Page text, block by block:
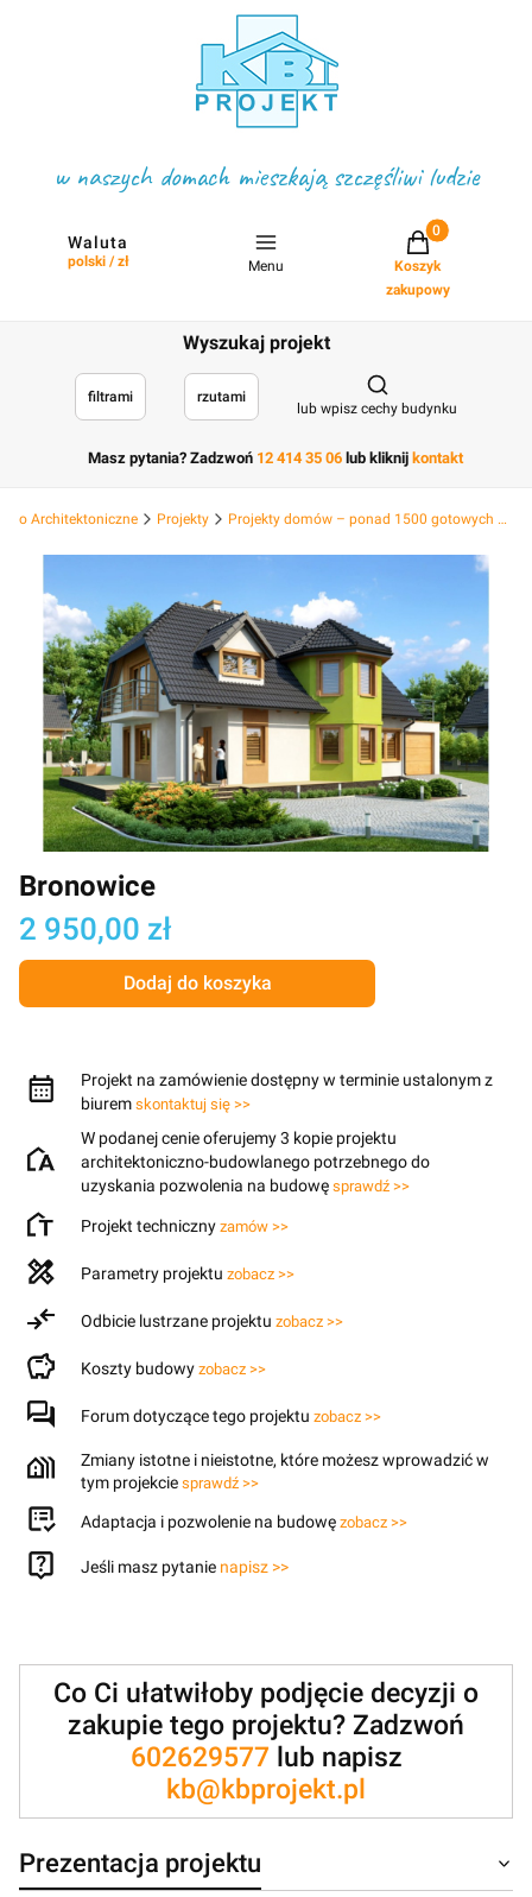
w naszych domach mieszkają szczęśliwi ludzie
Waluta
polski / zł Menu
Projekty w
Koszyk
zakupowy
Wyszukaj projekt
filtrami rzutami
Otwórz
lub wpisz cechy budynku
Masz pytania? Zadzwoń 12 414 35 06 lub kliknij kontakt
Architektoniczne Projekty Projekty domów – ponad 1500 gotowych projektów
Bronowice
Cena
2 950,00 zł
Dodaj do koszyka
Projekt na zamówienie dostępny w terminie ustalonym z
biurem skontaktuj się >>
W podanej cenie oferujemy 3 kopie projektu
architektoniczno-budowlanego potrzebnego do
uzyskania pozwolenia na budowę sprawdź >>
Projekt techniczny zamów >>
Parametry projektu zobacz >>
Odbicie lustrzane projektu zobacz >>
Koszty budowy zobacz >>
Forum dotyczące tego projektu zobacz >>
Zmiany istotne i nieistotne, które możesz wprowadzić w
tym projekcie sprawdź >>
Adaptacja i pozwolenie na budowę zobacz >>
Jeśli masz pytanie napisz >>
Co Ci ułatwiłoby podjęcie decyzji o
zakupie tego projektu? Zadzwoń
602629577lub napisz
kb@kbprojekt.pl
Prezentacja projektu